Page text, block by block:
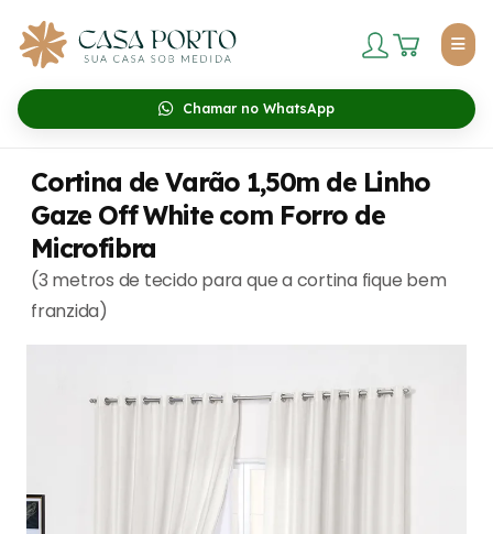
Chamar no WhatsApp
Cortina de Varão 1,50m de Linho
Gaze Off White com Forro de
Microfibra
(3 metros de tecido para que a cortina fique bem
franzida)